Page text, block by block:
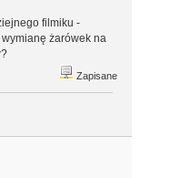
filmiku -
żarówek na
Zapisane